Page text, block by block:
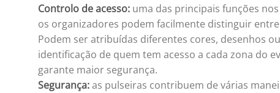
Controlo de acesso: uma das principais funções
os organizadores podem facilmente distinguir
Podem ser atribuídas diferentes cores, desenhos
identificação de quem tem acesso a cada zona do
garante maior segurança.
Segurança:as pulseiras contribuem de várias